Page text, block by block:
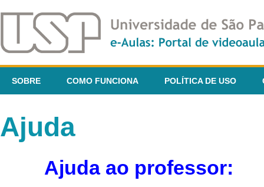
SOBRE COMO FUNCIONA POLÍTICA DE USO
Ajuda
Ajuda ao professor: